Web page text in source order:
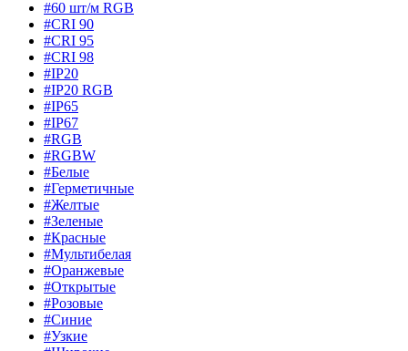
#60 шт/м RGB
#CRI 90
#CRI 95
#CRI 98
#IP20
#IP20 RGB
#IP65
#IP67
#RGB
#RGBW
#Белые
#Герметичные
#Желтые
#Зеленые
#Красные
#Мультибелая
#Оранжевые
#Открытые
#Розовые
#Синие
#Узкие